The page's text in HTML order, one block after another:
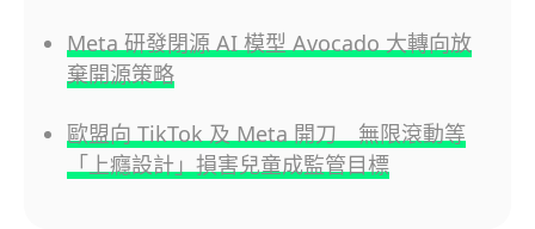
Meta 研發閉源 AI 模型 Avocado 大轉向放
棄開源策略
歐盟向 TikTok 及 Meta 開刀 無限滾動等
「上癮設計」損害兒童成監管目標